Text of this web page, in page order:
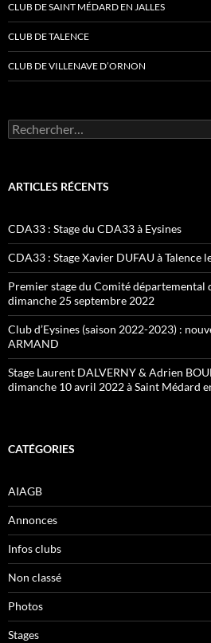
CLUB DE SAINT MÉDARD EN JALLES
CLUB DE TALENCE
CLUB DE VILLENAVE D’ORNON
Rechercher :
ARTICLES RÉCENTS
CDA33 : Stage du CDA33 à Eysines
CDA33 : Stage Xavier DUFAU à Talence
Premier stage du Comité départemental
dimanche 25 septembre 2022
Club d’Eysines (saison 2022-2023) :
ARMAND
Stage Laurent DALVERNY & Adrien
dimanche 10 avril 2022 à Saint Médard
CATÉGORIES
AIAGB
Annonces
Infos clubs
Non classé
Photos
Stages